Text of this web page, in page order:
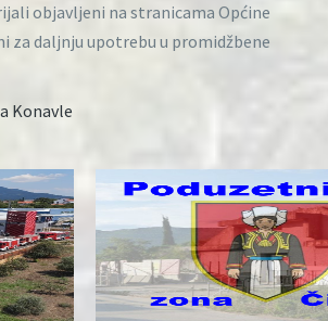
objavljeni na stranicama Općine
za daljnju upotrebu u promidžbene
Konavle